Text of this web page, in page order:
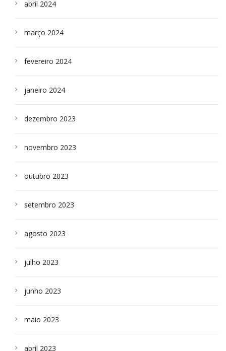
abril 2024
março 2024
fevereiro 2024
janeiro 2024
dezembro 2023
novembro 2023
outubro 2023
setembro 2023
agosto 2023
julho 2023
junho 2023
maio 2023
abril 2023